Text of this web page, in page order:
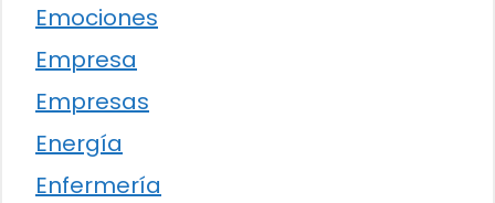
Emociones
Empresa
Empresas
Energía
Enfermería